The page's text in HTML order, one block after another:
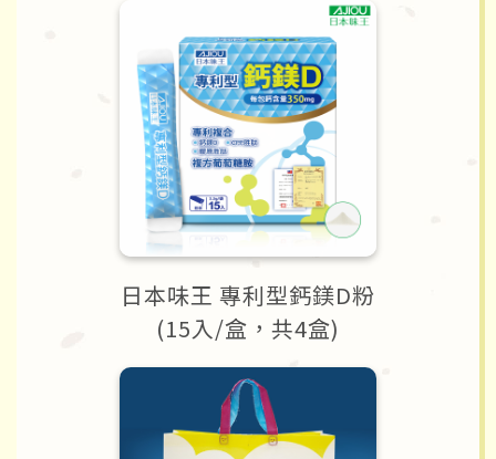
日本味王 專利型鈣鎂D粉
(15入/盒，共4盒)